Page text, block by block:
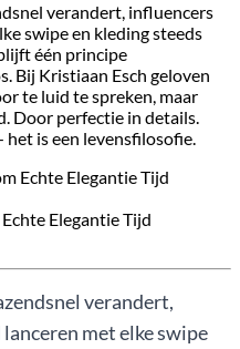
verandert, influencers
swipe en kleding steeds
één principe
Bij Kristiaan Esch geloven
te luid te spreken, maar
Door perfectie in details.
is een levensfilosofie.
Elegantie Tijd
verandert,
met elke swipe